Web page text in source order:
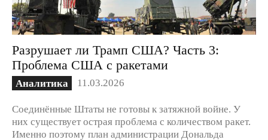
Разрушает ли Трамп США? Часть 3:
Проблема США с ракетами
Аналитика 11.03.2026
Соединённые Штаты не готовы к затяжной войне. У
них существует острая проблема с количеством ракет.
Именно поэтому план администрации Дональда